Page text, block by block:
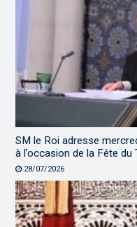
SM le Roi adresse
à l’occasion de la Fête du
28/07/2026